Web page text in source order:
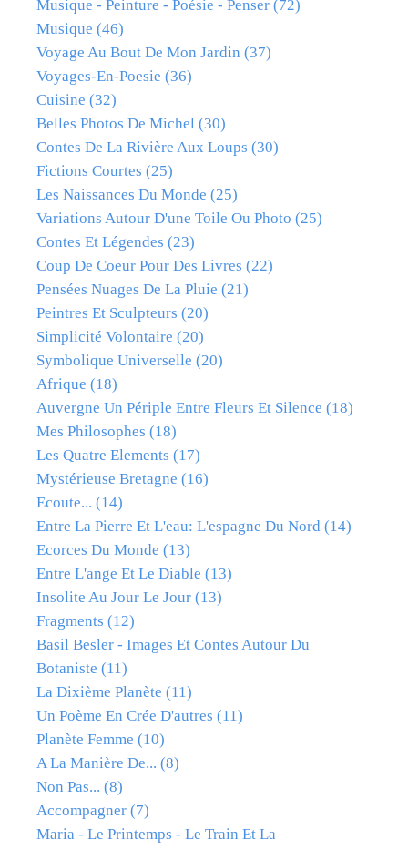
Musique - Peinture - Poésie - Penser (72)
Musique (46)
Voyage Au Bout De Mon Jardin (37)
Voyages-En-Poesie (36)
Cuisine (32)
Belles Photos De Michel (30)
Contes De La Rivière Aux Loups (30)
Fictions Courtes (25)
Les Naissances Du Monde (25)
Variations Autour D'une Toile Ou Photo (25)
Contes Et Légendes (23)
Coup De Coeur Pour Des Livres (22)
Pensées Nuages De La Pluie (21)
Peintres Et Sculpteurs (20)
Simplicité Volontaire (20)
Symbolique Universelle (20)
Afrique (18)
Auvergne Un Périple Entre Fleurs Et Silence (18)
Mes Philosophes (18)
Les Quatre Elements (17)
Mystérieuse Bretagne (16)
Ecoute... (14)
Entre La Pierre Et L'eau: L'espagne Du Nord (14)
Ecorces Du Monde (13)
Entre L'ange Et Le Diable (13)
Insolite Au Jour Le Jour (13)
Fragments (12)
Basil Besler - Images Et Contes Autour Du
Botaniste (11)
La Dixième Planète (11)
Un Poème En Crée D'autres (11)
Planète Femme (10)
A La Manière De... (8)
Non Pas... (8)
Accompagner (7)
Maria - Le Printemps - Le Train Et La